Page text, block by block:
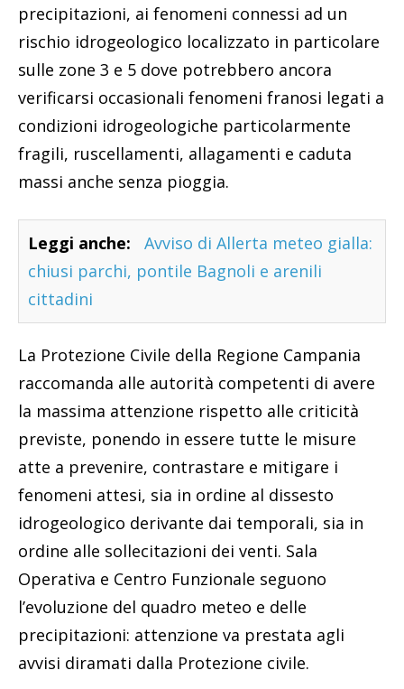
precipitazioni, ai fenomeni connessi ad un
rischio idrogeologico localizzato in particolare
sulle zone 3 e 5 dove potrebbero ancora
verificarsi occasionali fenomeni franosi legati a
condizioni idrogeologiche particolarmente
fragili, ruscellamenti, allagamenti e caduta
massi anche senza pioggia.
Leggi anche:
Avviso di Allerta meteo gialla:
chiusi parchi, pontile Bagnoli e arenili
cittadini
La Protezione Civile della Regione Campania
raccomanda alle autorità competenti di avere
la massima attenzione rispetto alle criticità
previste, ponendo in essere tutte le misure
atte a prevenire, contrastare e mitigare i
fenomeni attesi, sia in ordine al dissesto
idrogeologico derivante dai temporali, sia in
ordine alle sollecitazioni dei venti. Sala
Operativa e Centro Funzionale seguono
l’evoluzione del quadro meteo e delle
precipitazioni: attenzione va prestata agli
avvisi diramati dalla Protezione civile.